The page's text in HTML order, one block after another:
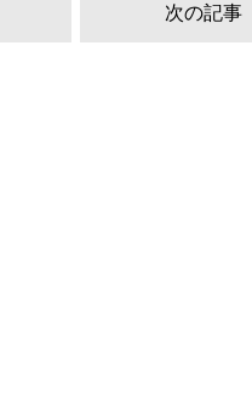
次の記事